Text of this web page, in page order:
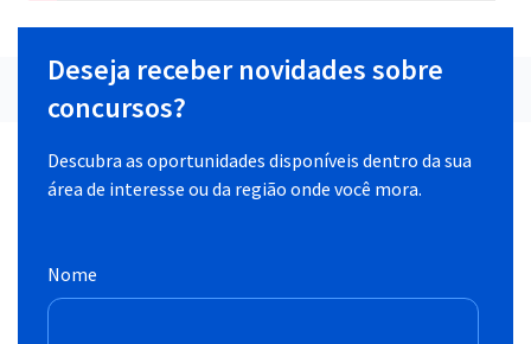
Deseja receber novidades sobre
concursos?
Descubra as oportunidades disponíveis dentro da sua
área de interesse ou da região onde você mora.
Nome